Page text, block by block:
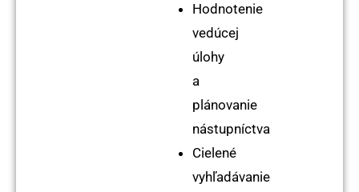
Hodnotenie
vedúcej
úlohy
a
plánovanie
nástupníctva
Cielené
vyhľadávanie